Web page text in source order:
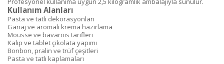
Kullanım Alanları
Pasta ve tatlı dekorasyonları
Ganaj ve aromalı krema hazırlama
Mousse ve bavarois tarifleri
Kalıp ve tablet çikolata yapımı
Bonbon, pralin ve trüf çeşitleri
Pasta ve tatlı kaplamaları